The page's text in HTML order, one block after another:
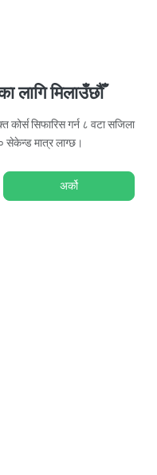
लागि मिलाउँछौँ
कोर्स सिफारिस गर्न ८ वटा सजिला
सेकेन्ड मात्र लाग्छ।
अर्को